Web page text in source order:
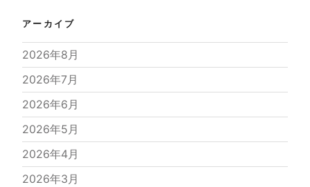
アーカイブ
2026年8月
2026年7月
2026年6月
2026年5月
2026年4月
2026年3月